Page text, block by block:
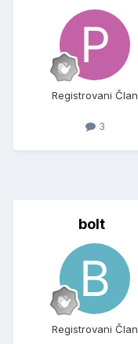
Registrovani Član
3
bolt
Registrovani Član